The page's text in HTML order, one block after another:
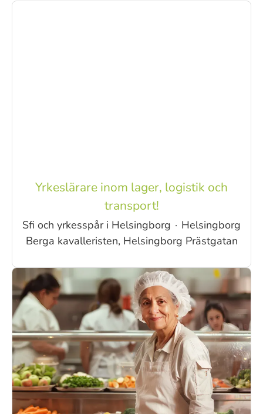
Yrkeslärare inom lager, logistik och
transport!
Sfi och yrkesspår i Helsingborg · Helsingborg
Berga kavalleristen, Helsingborg Prästgatan